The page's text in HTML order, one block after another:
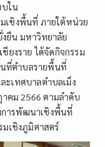
ใน
เชิงพื้นที่ ภายใต้หน่วย
ยืน มหาวิทยาลัย
ยงราย ได้จัดกิจกรรม
ที่ตำบลรายพื้นที่
ะเทศบาลตำบลเม็ง
คม 2566 ตามลำดับ
ารพัฒนาเชิงพื้นที่
มเชิงภูมิศาสตร์